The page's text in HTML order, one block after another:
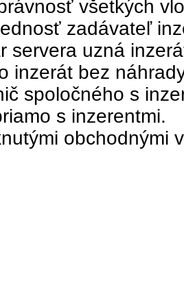
všetkých
zadávateľ
servera uzná
inzerát bez
spoločného s
s inzerentmi.
obchodnými